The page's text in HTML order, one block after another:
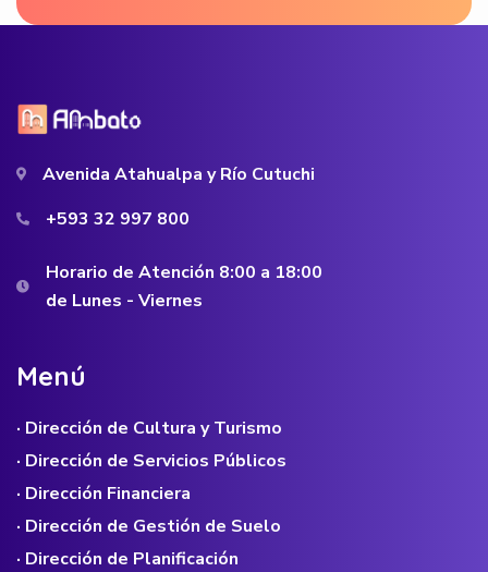
Avenida Atahualpa y Río Cutuchi
+593 32 997 800
Horario de Atención 8:00 a 18:00
de Lunes - Viernes
Menú
· Dirección de Cultura y Turismo
· Dirección de Servicios Públicos
· Dirección Financiera
· Dirección de Gestión de Suelo
· Dirección de Planificación